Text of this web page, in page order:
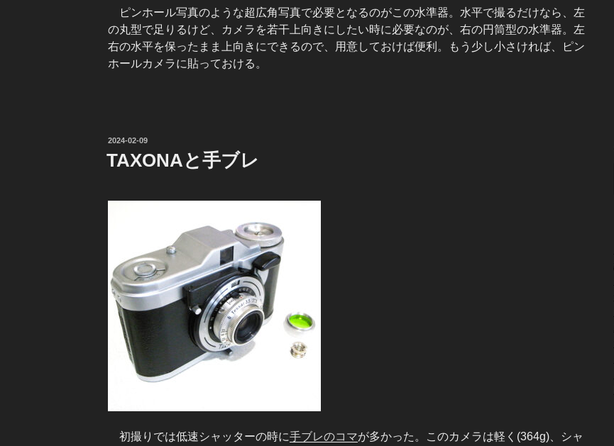
ピンホール写真のような超広角写真で必要となるのがこの水準器。水平で撮るだけなら、左
の丸型で足りるけど、カメラを若干上向きにしたい時に必要なのが、右の円筒型の水準器。左
右の水平を保ったまま上向きにできるので、用意しておけば便利。もう少し小さければ、ピン
ホールカメラに貼っておける。
投
2024-02-09
TAXONAと手ブレ
初撮りでは低速シャッターの時に手ブレのコマが多かった。このカメラは軽く(364g)、シャ